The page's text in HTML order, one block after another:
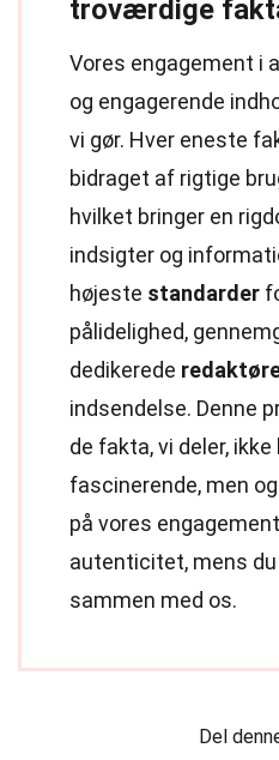
troværdige
Vores engagement i
og engagerende
vi gør. Hver eneste
bidraget af rigtige
hvilket bringer en
indsigter og
højeste standarder
pålidelighed,
dedikerede
indsendelse. Denne
de fakta, vi deler, ikke
fascinerende, men
på vores
autenticitet, mens
sammen med os.
Del